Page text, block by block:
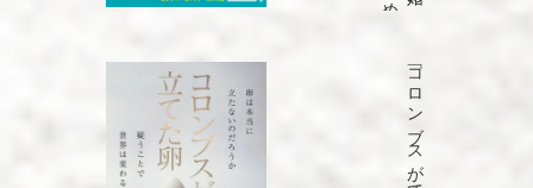
「コロンブスが立てた卵」を発売